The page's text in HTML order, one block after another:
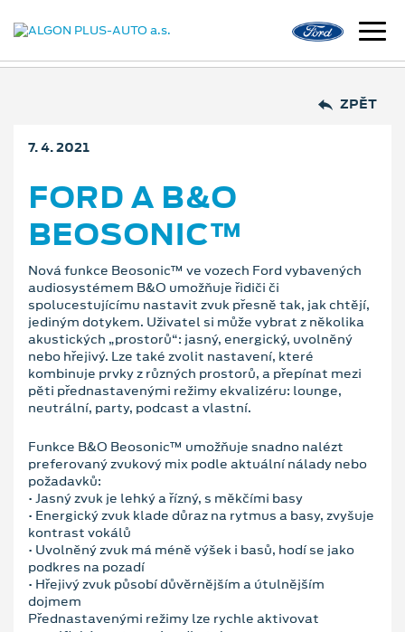
ZPĚT
7. 4. 2021
FORD A B&O
BEOSONIC™
Nová funkce Beosonic™ ve vozech Ford vybavených
audiosystémem B&O umožňuje řidiči či
spolucestujícímu nastavit zvuk přesně tak, jak chtějí,
jediným dotykem. Uživatel si může vybrat z několika
akustických „prostorů“: jasný, energický, uvolněný
nebo hřejivý. Lze také zvolit nastavení, které
kombinuje prvky z různých prostorů, a přepínat mezi
pěti přednastavenými režimy ekvalizéru: lounge,
neutrální, party, podcast a vlastní.
Funkce B&O Beosonic™ umožňuje snadno nalézt
preferovaný zvukový mix podle aktuální nálady nebo
požadavků:
• Jasný zvuk je lehký a řízný, s měkčími basy
• Energický zvuk klade důraz na rytmus a basy, zvyšuje
kontrast vokálů
• Uvolněný zvuk má méně výšek i basů, hodí se jako
podkres na pozadí
• Hřejivý zvuk působí důvěrnějším a útulnějším
dojmem
Přednastavenými režimy lze rychle aktivovat